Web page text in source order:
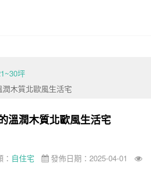
坪
木質北歐風生活宅
溫潤木質北歐風生活宅
自住宅
發佈日期：2025-04-01